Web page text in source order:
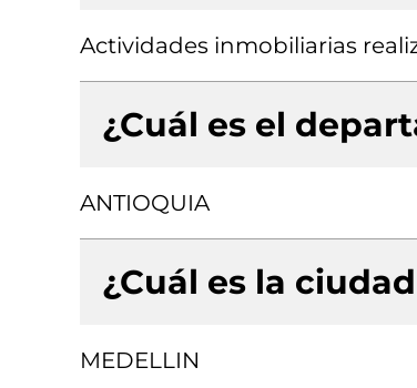
Actividades inmobiliarias
¿Cuál es el
ANTIOQUIA
¿Cuál es la
MEDELLIN